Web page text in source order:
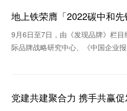
地上铁荣膺「2022碳中和先
9月6日至7日，由《发现品牌》栏
际品牌战略研究中心、《中国企业
党建共建聚合力 携手共赢